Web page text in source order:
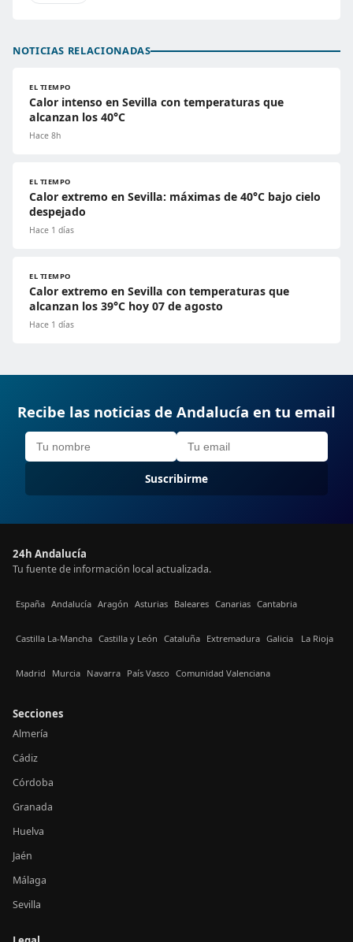
NOTICIAS RELACIONADAS
EL TIEMPO
Calor intenso en Sevilla con temperaturas que
alcanzan los 40°C
Hace 8h
EL TIEMPO
Calor extremo en Sevilla: máximas de 40°C bajo cielo
despejado
Hace 1 días
EL TIEMPO
Calor extremo en Sevilla con temperaturas que
alcanzan los 39°C hoy 07 de agosto
Hace 1 días
Recibe las noticias de Andalucía en tu email
Suscribirme
24h Andalucía
Tu fuente de información local actualizada.
España Andalucía Aragón Asturias Baleares Canarias Cantabria
Castilla La-Mancha Castilla y León Cataluña Extremadura Galicia La Rioja
Madrid Murcia Navarra País Vasco Comunidad Valenciana
Secciones
Almería
Cádiz
Córdoba
Granada
Huelva
Jaén
Málaga
Sevilla